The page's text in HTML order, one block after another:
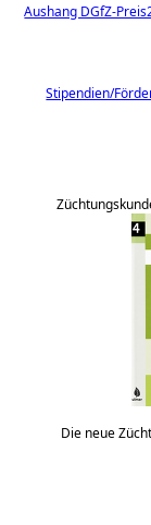
Aushang DGfZ-
Stipendien/
Die neue